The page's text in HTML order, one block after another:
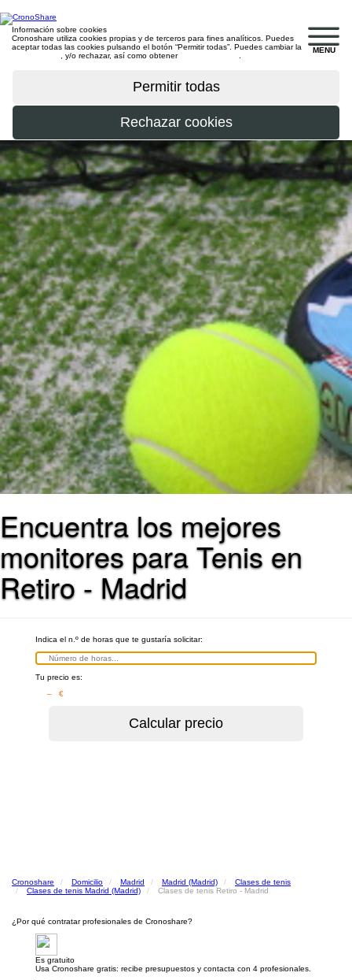
MENU
Información sobre cookies
Cronoshare utiliza cookies propias y de terceros para fines analíticos. Puedes
aceptar todas las cookies pulsando el botón “Permitir todas”. Puedes cambiar la
, y/o rechazar, así como obtener
Encuentra los mejores
monitores para Tenis en
Retiro - Madrid
Indica el n.º de horas que te gustaría solicitar:
Tu precio es:
– €
Cronoshare Domicilio Madrid Madrid (Madrid)
Clases de tenis
Clases de tenis Madrid (Madrid)
Clases de tenis Retiro - Madrid
¿Por qué contratar profesionales de Cronoshare?
Es gratuito
Usa Cronoshare gratis: recibe presupuestos y contacta con 4 profesionales.